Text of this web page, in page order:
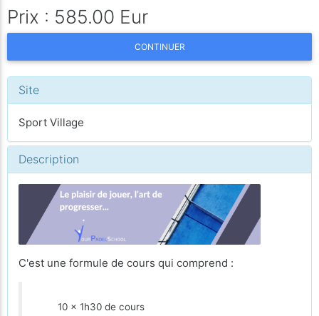
Prix : 585.00 Eur
CONTINUER
Site
Sport Village
Description
C'est une formule de cours qui comprend :
10 x 1h30 de cours